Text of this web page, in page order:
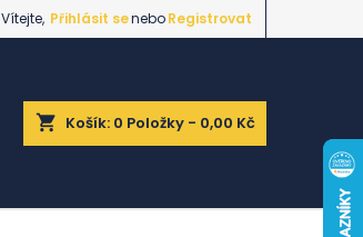
Vítejte, Přihlásit seneboRegistrovat
shopping_cart Košík: 0 Položky - 0,00 Kč